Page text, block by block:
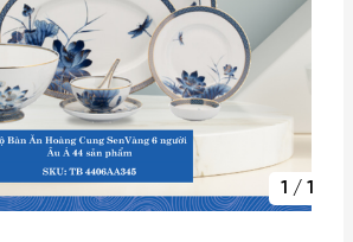
1 / 1